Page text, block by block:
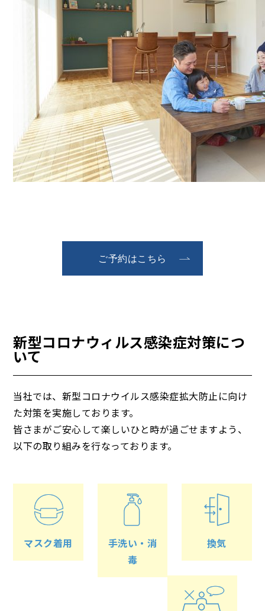
ご予約はこちら
新型コロナウィルス感染症対策につ
いて
当社では、新型コロナウイルス感染症拡大防止に向け
た対策を実施しております。
皆さまがご安心して楽しいひと時が過ごせますよう、
以下の取り組みを行なっております。
マスク着用
手洗い・消
毒
換気